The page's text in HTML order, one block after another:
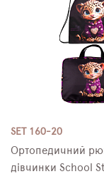
SET 160-20
Ортопедичний
дівчинки School